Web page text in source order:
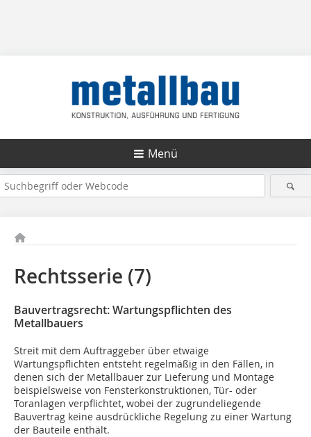
Menü
Rechtsserie (7)
Bauvertragsrecht: Wartungspflichten des
Metallbauers
Streit mit dem Auftraggeber über etwaige
Wartungspflichten entsteht regelmäßig in den Fällen, in
denen sich der Metallbauer zur Lieferung und Montage
beispielsweise von Fensterkonstruktionen, Tür- oder
Toranlagen verpflichtet, wobei der zugrundeliegende
Bauvertrag keine ausdrückliche Regelung zu einer Wartung
der Bauteile enthält.